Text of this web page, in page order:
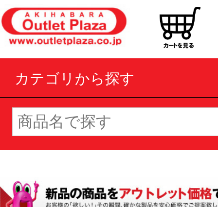
カテゴリから探す